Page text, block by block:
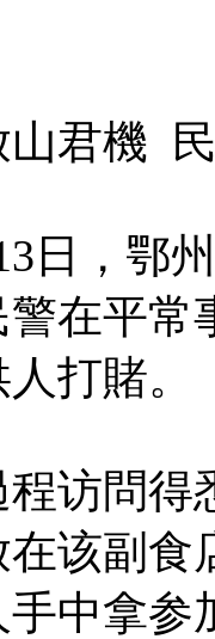
山君機
日，鄂
警在平
打賭。
程访問
在该副食
中拿参